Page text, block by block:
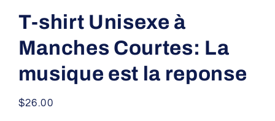
T-shirt Unisexe à
Manches Courtes: La
musique est la reponse
Regular
$26.00